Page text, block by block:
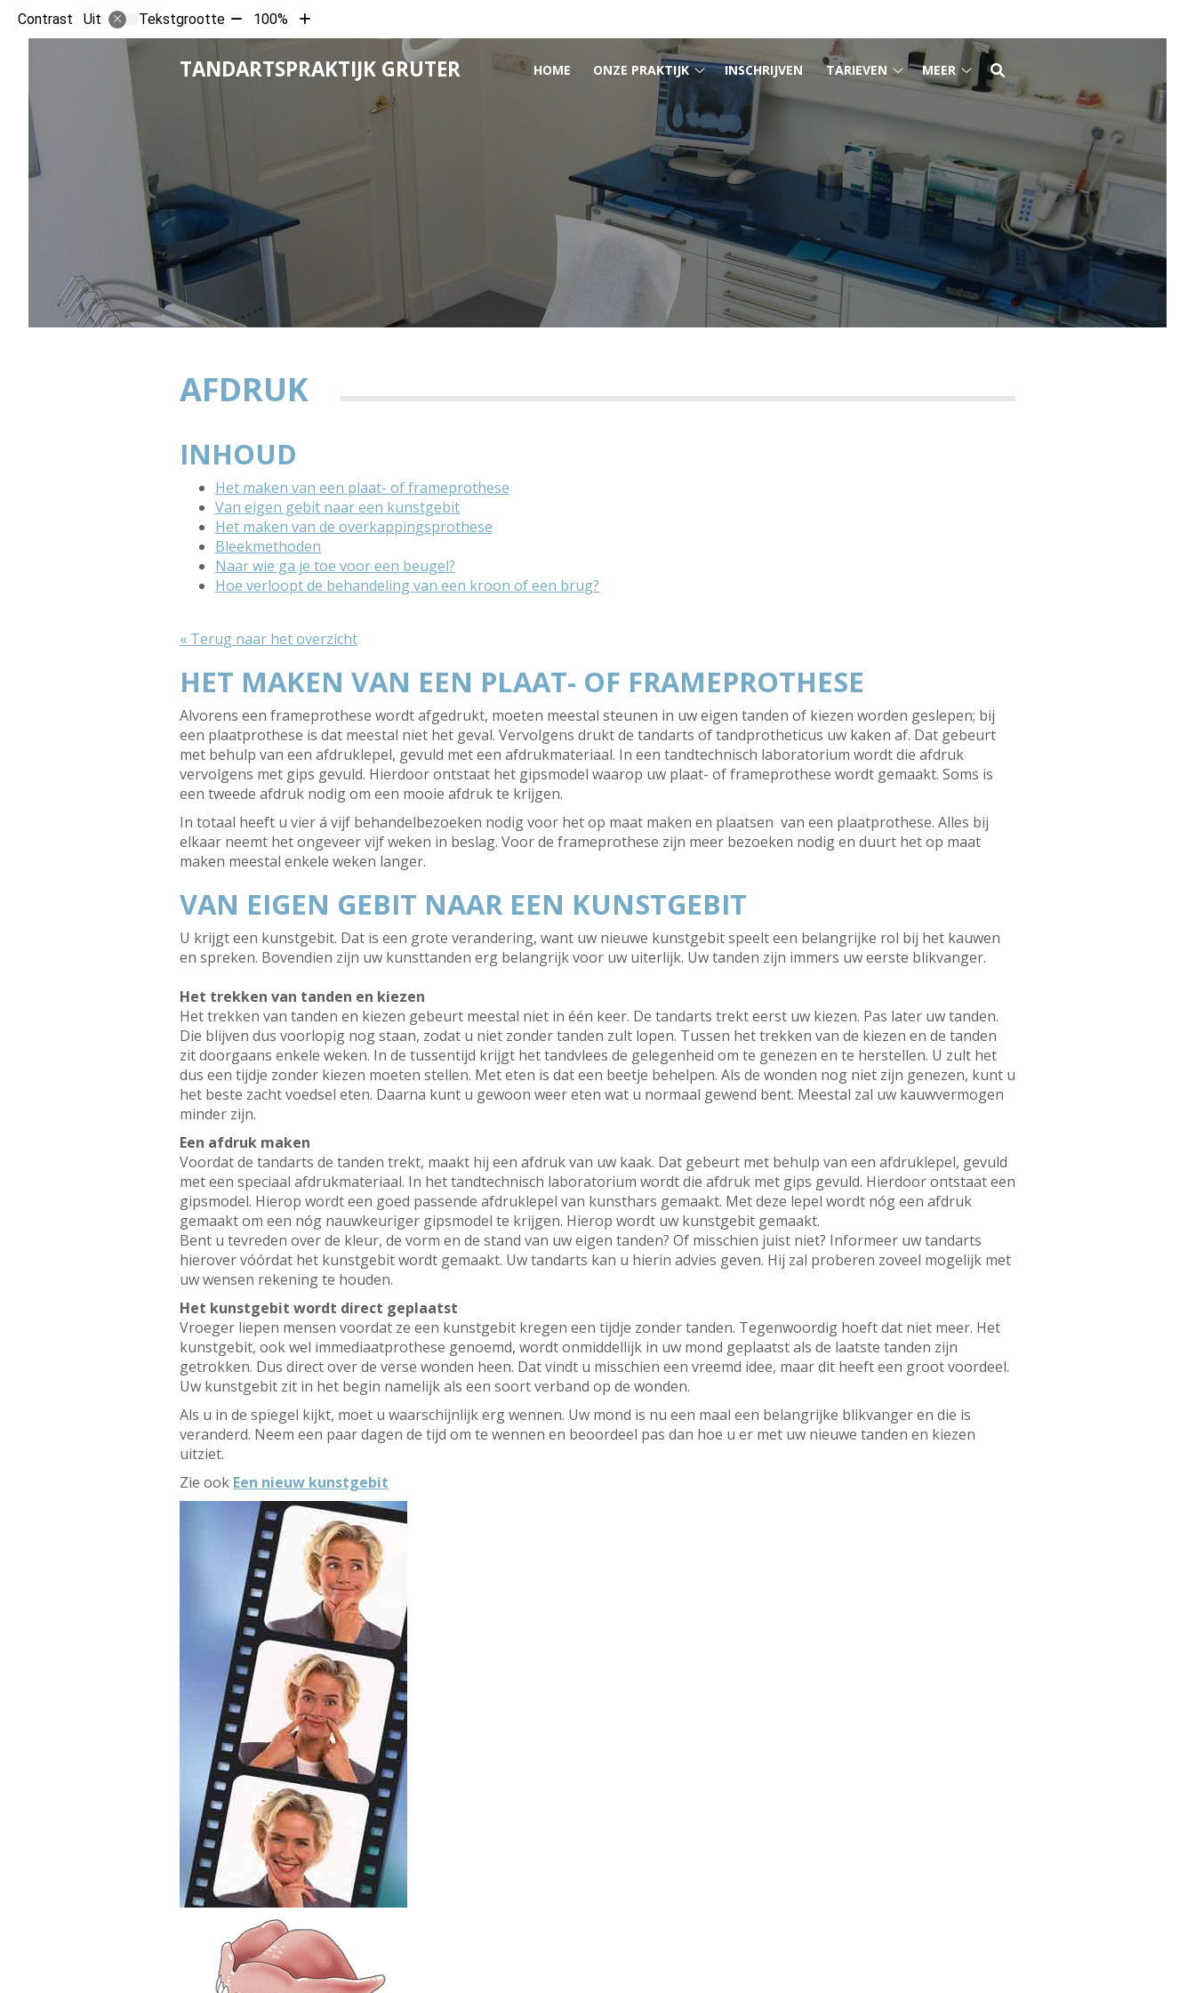
Contrast Uit Tekstgrootte Tekst
verkleinen
10%
100%
Tekst
vergroten
10%
TANDARTSPRAKTIJK GRUTERHOOFDMENU
HOME ONZE PRAKTIJK
praktijk
submenu
INSCHRIJVEN TARIEVEN
Tarieven
MEER
Meer
AFDRUK
INHOUD
Het maken van een plaat- of frameprothese
Van eigen gebit naar een kunstgebit
Het maken van de overkappingsprothese
Bleekmethoden
Naar wie ga je toe voor een beugel?
Hoe verloopt de behandeling van een kroon of een brug?
« Terug naar het overzicht
HET MAKEN VAN EEN PLAAT- OF FRAMEPROTHESE
Alvorens een frameprothese wordt afgedrukt, moeten meestal steunen in uw eigen tanden of kiezen worden geslepen; bij
een plaatprothese is dat meestal niet het geval. Vervolgens drukt de tandarts of tandprotheticus uw kaken af. Dat gebeurt
met behulp van een afdruklepel, gevuld met een afdrukmateriaal. In een tandtechnisch laboratorium wordt die afdruk
vervolgens met gips gevuld. Hierdoor ontstaat het gipsmodel waarop uw plaat- of frameprothese wordt gemaakt. Soms is
een tweede afdruk nodig om een mooie afdruk te krijgen.
In totaal heeft u vier á vijf behandelbezoeken nodig voor het op maat maken en plaatsen van een plaatprothese. Alles bij
elkaar neemt het ongeveer vijf weken in beslag. Voor de frameprothese zijn meer bezoeken nodig en duurt het op maat
maken meestal enkele weken langer.
VAN EIGEN GEBIT NAAR EEN KUNSTGEBIT
U krijgt een kunstgebit. Dat is een grote verandering, want uw nieuwe kunstgebit speelt een belangrijke rol bij het kauwen
en spreken. Bovendien zijn uw kunsttanden erg belangrijk voor uw uiterlijk. Uw tanden zijn immers uw eerste blikvanger.
Het trekken van tanden en kiezen
Het trekken van tanden en kiezen gebeurt meestal niet in één keer. De tandarts trekt eerst uw kiezen. Pas later uw tanden.
Die blijven dus voorlopig nog staan, zodat u niet zonder tanden zult lopen. Tussen het trekken van de kiezen en de tanden
zit doorgaans enkele weken. In de tussentijd krijgt het tandvlees de gelegenheid om te genezen en te herstellen. U zult het
dus een tijdje zonder kiezen moeten stellen. Met eten is dat een beetje behelpen. Als de wonden nog niet zijn genezen, kunt u
het beste zacht voedsel eten. Daarna kunt u gewoon weer eten wat u normaal gewend bent. Meestal zal uw kauwvermogen
minder zijn.
Een afdruk maken
Voordat de tandarts de tanden trekt, maakt hij een afdruk van uw kaak. Dat gebeurt met behulp van een afdruklepel, gevuld
met een speciaal afdrukmateriaal. In het tandtechnisch laboratorium wordt die afdruk met gips gevuld. Hierdoor ontstaat een
gipsmodel. Hierop wordt een goed passende afdruklepel van kunsthars gemaakt. Met deze lepel wordt nóg een afdruk
gemaakt om een nóg nauwkeuriger gipsmodel te krijgen. Hierop wordt uw kunstgebit gemaakt.
Bent u tevreden over de kleur, de vorm en de stand van uw eigen tanden? Of misschien juist niet? Informeer uw tandarts
hierover vóórdat het kunstgebit wordt gemaakt. Uw tandarts kan u hierin advies geven. Hij zal proberen zoveel mogelijk met
uw wensen rekening te houden.
Het kunstgebit wordt direct geplaatst
Vroeger liepen mensen voordat ze een kunstgebit kregen een tijdje zonder tanden. Tegenwoordig hoeft dat niet meer. Het
kunstgebit, ook wel immediaatprothese genoemd, wordt onmiddellijk in uw mond geplaatst als de laatste tanden zijn
getrokken. Dus direct over de verse wonden heen. Dat vindt u misschien een vreemd idee, maar dit heeft een groot voordeel.
Uw kunstgebit zit in het begin namelijk als een soort verband op de wonden.
Als u in de spiegel kijkt, moet u waarschijnlijk erg wennen. Uw mond is nu een maal een belangrijke blikvanger en die is
veranderd. Neem een paar dagen de tijd om te wennen en beoordeel pas dan hoe u er met uw nieuwe tanden en kiezen
uitziet.
Zie ook Een nieuw kunstgebit